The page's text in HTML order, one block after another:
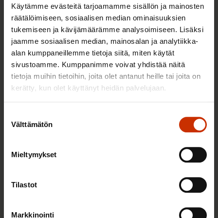
Käytämme evästeitä tarjoamamme sisällön ja mainosten
räätälöimiseen, sosiaalisen median ominaisuuksien
tukemiseen ja kävijämäärämme analysoimiseen. Lisäksi
jaamme sosiaalisen median, mainosalan ja analytiikka-
alan kumppaneillemme tietoja siitä, miten käytät
sivustoamme. Kumppanimme voivat yhdistää näitä
tietoja muihin tietoihin, joita olet antanut heille tai joita on
kerätty, kun olet käyttänyt heidän palvelujaan.
valinta
Välttämätön
Mieltymykset
Tilastot
Markkinointi
Kunnianhimoinen ilmastopolitiikka on
pohjoismaisen työntekijän etu
24.4.2026 Blogikirjoitukset
ETUC, SAK, Akava ja STTK: Euroopan
hyviä työpaikkoja
Hallituksen suhtautuminen